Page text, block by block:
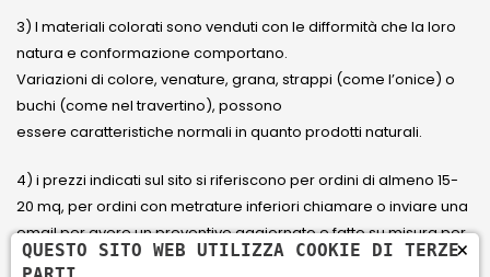
3) I materiali colorati sono venduti con le difformità che la loro
natura e conformazione comportano.
Variazioni di colore, venature, grana, strappi (come l’onice) o
buchi (come nel travertino), possono
essere caratteristiche normali in quanto prodotti naturali.
4) i prezzi indicati sul sito si riferiscono per ordini di almeno 15-
20 mq, per ordini con metrature inferiori chiamare o inviare una
email per avere un preventivo aggiornato e fatto su misura per
il cliente.
×
QUESTO SITO WEB UTILIZZA COOKIE DI TERZE